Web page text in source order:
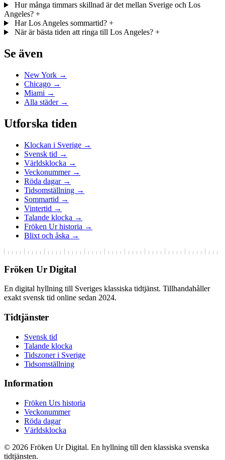
Hur många timmars skillnad är det mellan Sverige och Los
Angeles? +
Har Los Angeles sommartid? +
När är bästa tiden att ringa till Los Angeles? +
Se även
New York →
Chicago →
Miami →
Alla städer →
Utforska tiden
Klockan i Sverige →
Svensk tid →
Världsklocka →
Veckonummer →
Röda dagar →
Tidsomställning →
Sommartid →
Vintertid →
Talande klocka →
Fröken Ur historia →
Blixt och åska →
Fröken Ur Digital
En digital hyllning till Sveriges klassiska tidtjänst. Tillhandahåller
exakt svensk tid online sedan 2024.
Tidtjänster
Svensk tid
Talande klocka
Tidszoner i Sverige
Tidsomställning
Information
Fröken Urs historia
Veckonummer
Röda dagar
Världsklocka
© 2026 Fröken Ur Digital. En hyllning till den klassiska svenska
tidtjänsten.